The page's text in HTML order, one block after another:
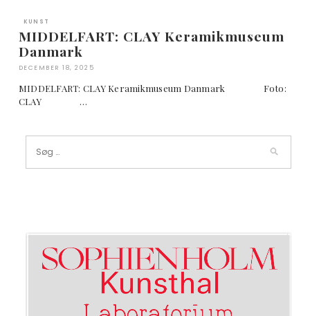
KUNST
MIDDELFART: CLAY Keramikmuseum
Danmark
DECEMBER 18, 2025
MIDDELFART: CLAY Keramikmuseum Danmark Foto:
CLAY …